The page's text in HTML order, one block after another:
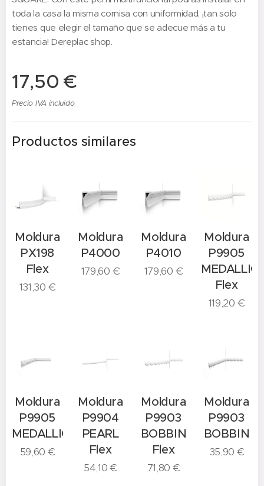
toda la casa la misma cornisa con uniformidad, ¡tan solo
tienes que elegir el tamaño que se adecue más a tu
estancia! Dereplac shop.
17,50 €
Precio IVA incluido
Productos similares
Moldura
PX198
Flex
131,30 €
Moldura
P4000
179,60 €
Moldura
P4010
179,60 €
Moldura
P9905
Flex
119,20 €
Moldura
P9905
MEDALLION
59,60 €
Moldura
P9904
PEARL
Flex
54,10€
Moldura
P9903
BOBBIN
Flex
71,80 €
Moldura
P9903
BOBBIN
35,90 €